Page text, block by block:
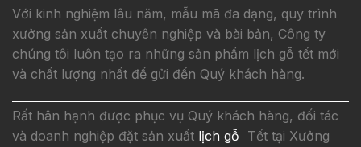
Với kinh nghiệm lâu năm, mẫu mã đa dạng, quy trình
xưởng sản xuất chuyên nghiệp và bài bản, Công ty
chúng tôi luôn tạo ra những sản phẩm lịch gỗ tết mới
và chất lượng nhất để gửi đến Quý khách hàng.
Rất hân hạnh được phục vụ Quý khách hàng, đối tác
và doanh nghiệp đặt sản xuất lịch gỗ Tết tại Xưởng